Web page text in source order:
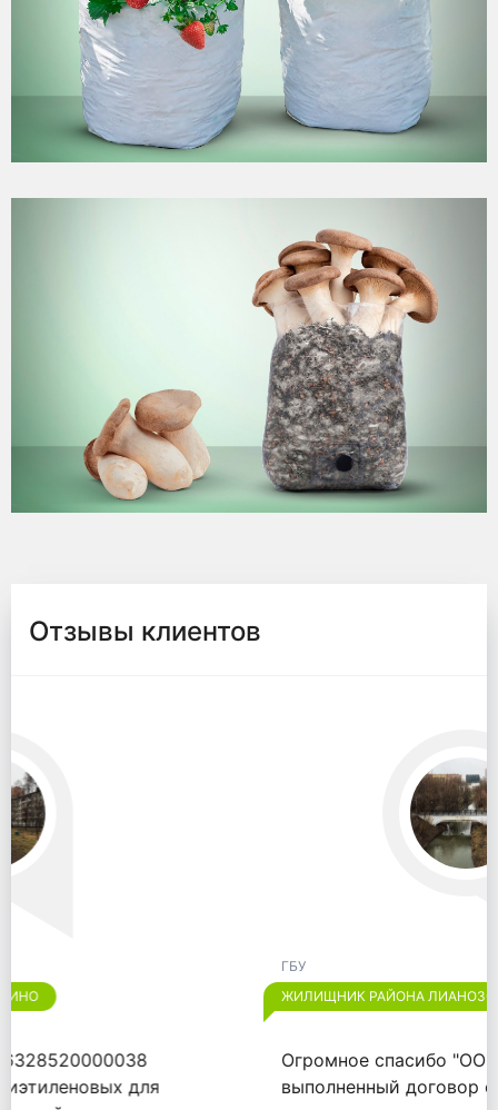
Отзывы клиентов
ЖИЛИЩНИК РАЙОНА ЛИАНОЗОВО
Огромное спасибо "ООО "ВАЙТПАК"" за
выполненный договор от 18.09.2020.